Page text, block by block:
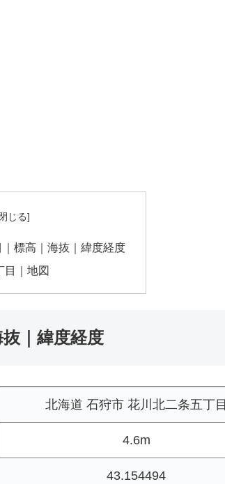
標高｜海抜｜緯度経度
目｜地図
｜緯度経度
北海道 石狩市 花川北二条五丁目
4.6m
43.154494